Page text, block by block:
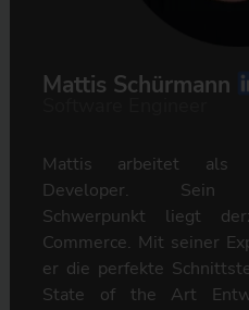
Mattis Schürmann
Mattis arbeitet als
Developer. Sein
Schwerpunkt liegt
Commerce. Mit seiner
er die perfekte
State of the Art